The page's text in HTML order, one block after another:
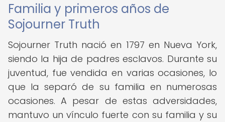
Familia y primeros años de
Sojourner Truth
Sojourner Truth nació en 1797 en Nueva York,
siendo la hija de padres esclavos. Durante su
juventud, fue vendida en varias ocasiones, lo
que la separó de su familia en numerosas
ocasiones. A pesar de estas adversidades,
mantuvo un vínculo fuerte con su familia y su